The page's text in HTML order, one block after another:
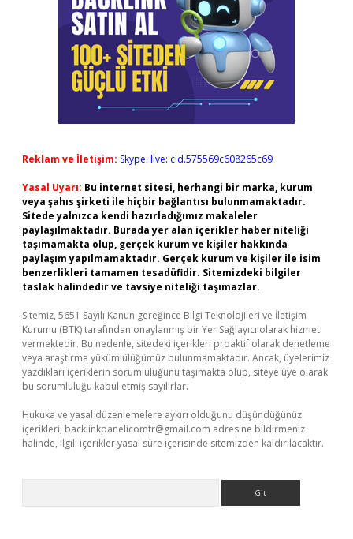
Reklam ve İletişim: Skype: live:.cid.575569c608265c69
Yasal Uyarı: Bu internet sitesi, herhangi bir marka, kurum
veya şahıs şirketi ile hiçbir bağlantısı bulunmamaktadır.
Sitede yalnızca kendi hazırladığımız makaleler
paylaşılmaktadır. Burada yer alan içerikler haber niteliği
taşımamakta olup, gerçek kurum ve kişiler hakkında
paylaşım yapılmamaktadır. Gerçek kurum ve kişiler ile isim
benzerlikleri tamamen tesadüfidir. Sitemizdeki bilgiler
taslak halindedir ve tavsiye niteliği taşımazlar.
Sitemiz, 5651 Sayılı Kanun gereğince Bilgi Teknolojileri ve İletişim
Kurumu (BTK) tarafından onaylanmış bir Yer Sağlayıcı olarak hizmet
vermektedir. Bu nedenle, sitedeki içerikleri proaktif olarak denetleme
veya araştırma yükümlülüğümüz bulunmamaktadır. Ancak, üyelerimiz
yazdıkları içeriklerin sorumluluğunu taşımakta olup, siteye üye olarak
bu sorumluluğu kabul etmiş sayılırlar.
Hukuka ve yasal düzenlemelere aykırı olduğunu düşündüğünüz
içerikleri, backlinkpanelicomtr@gmail.com adresine bildirmeniz
halinde, ilgili içerikler yasal süre içerisinde sitemizden kaldırılacaktır.